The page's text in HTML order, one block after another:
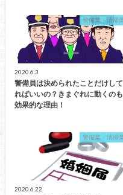
警備業・清掃
2020.6.3
警備員は決められたことだけして
ればいいの？きまぐれに動くのも
効果的な理由！
警備業・清掃
2020.6.22